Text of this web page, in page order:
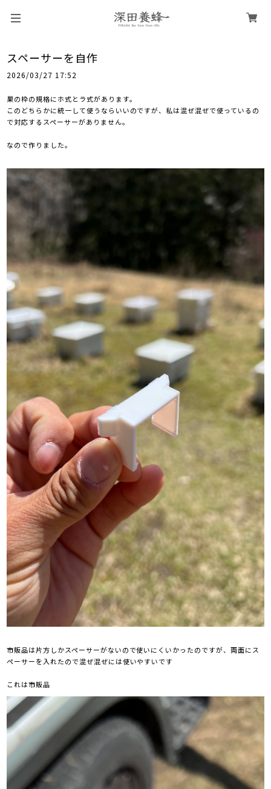
スペーサーを自作
2026/03/27 17:52
巣の枠の規格にホ式とラ式があります。
このどちらかに統一して使うならいいのですが、私は混ぜ混ぜで使っているの
で対応するスペーサーがありません。
なので作りました。
市販品は片方しかスペーサーがないので使いにくいかったのですが、両面にス
ペーサーを入れたので混ぜ混ぜには使いやすいです
これは市販品